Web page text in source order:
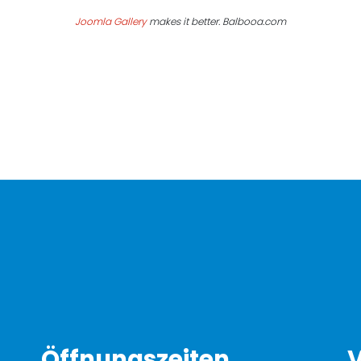
Joomla Gallerymakes it better. Balbooa.com